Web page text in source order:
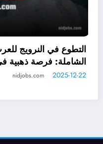
سكن مجاني وساعات مرنة
2025-12-19
nidjobs.com